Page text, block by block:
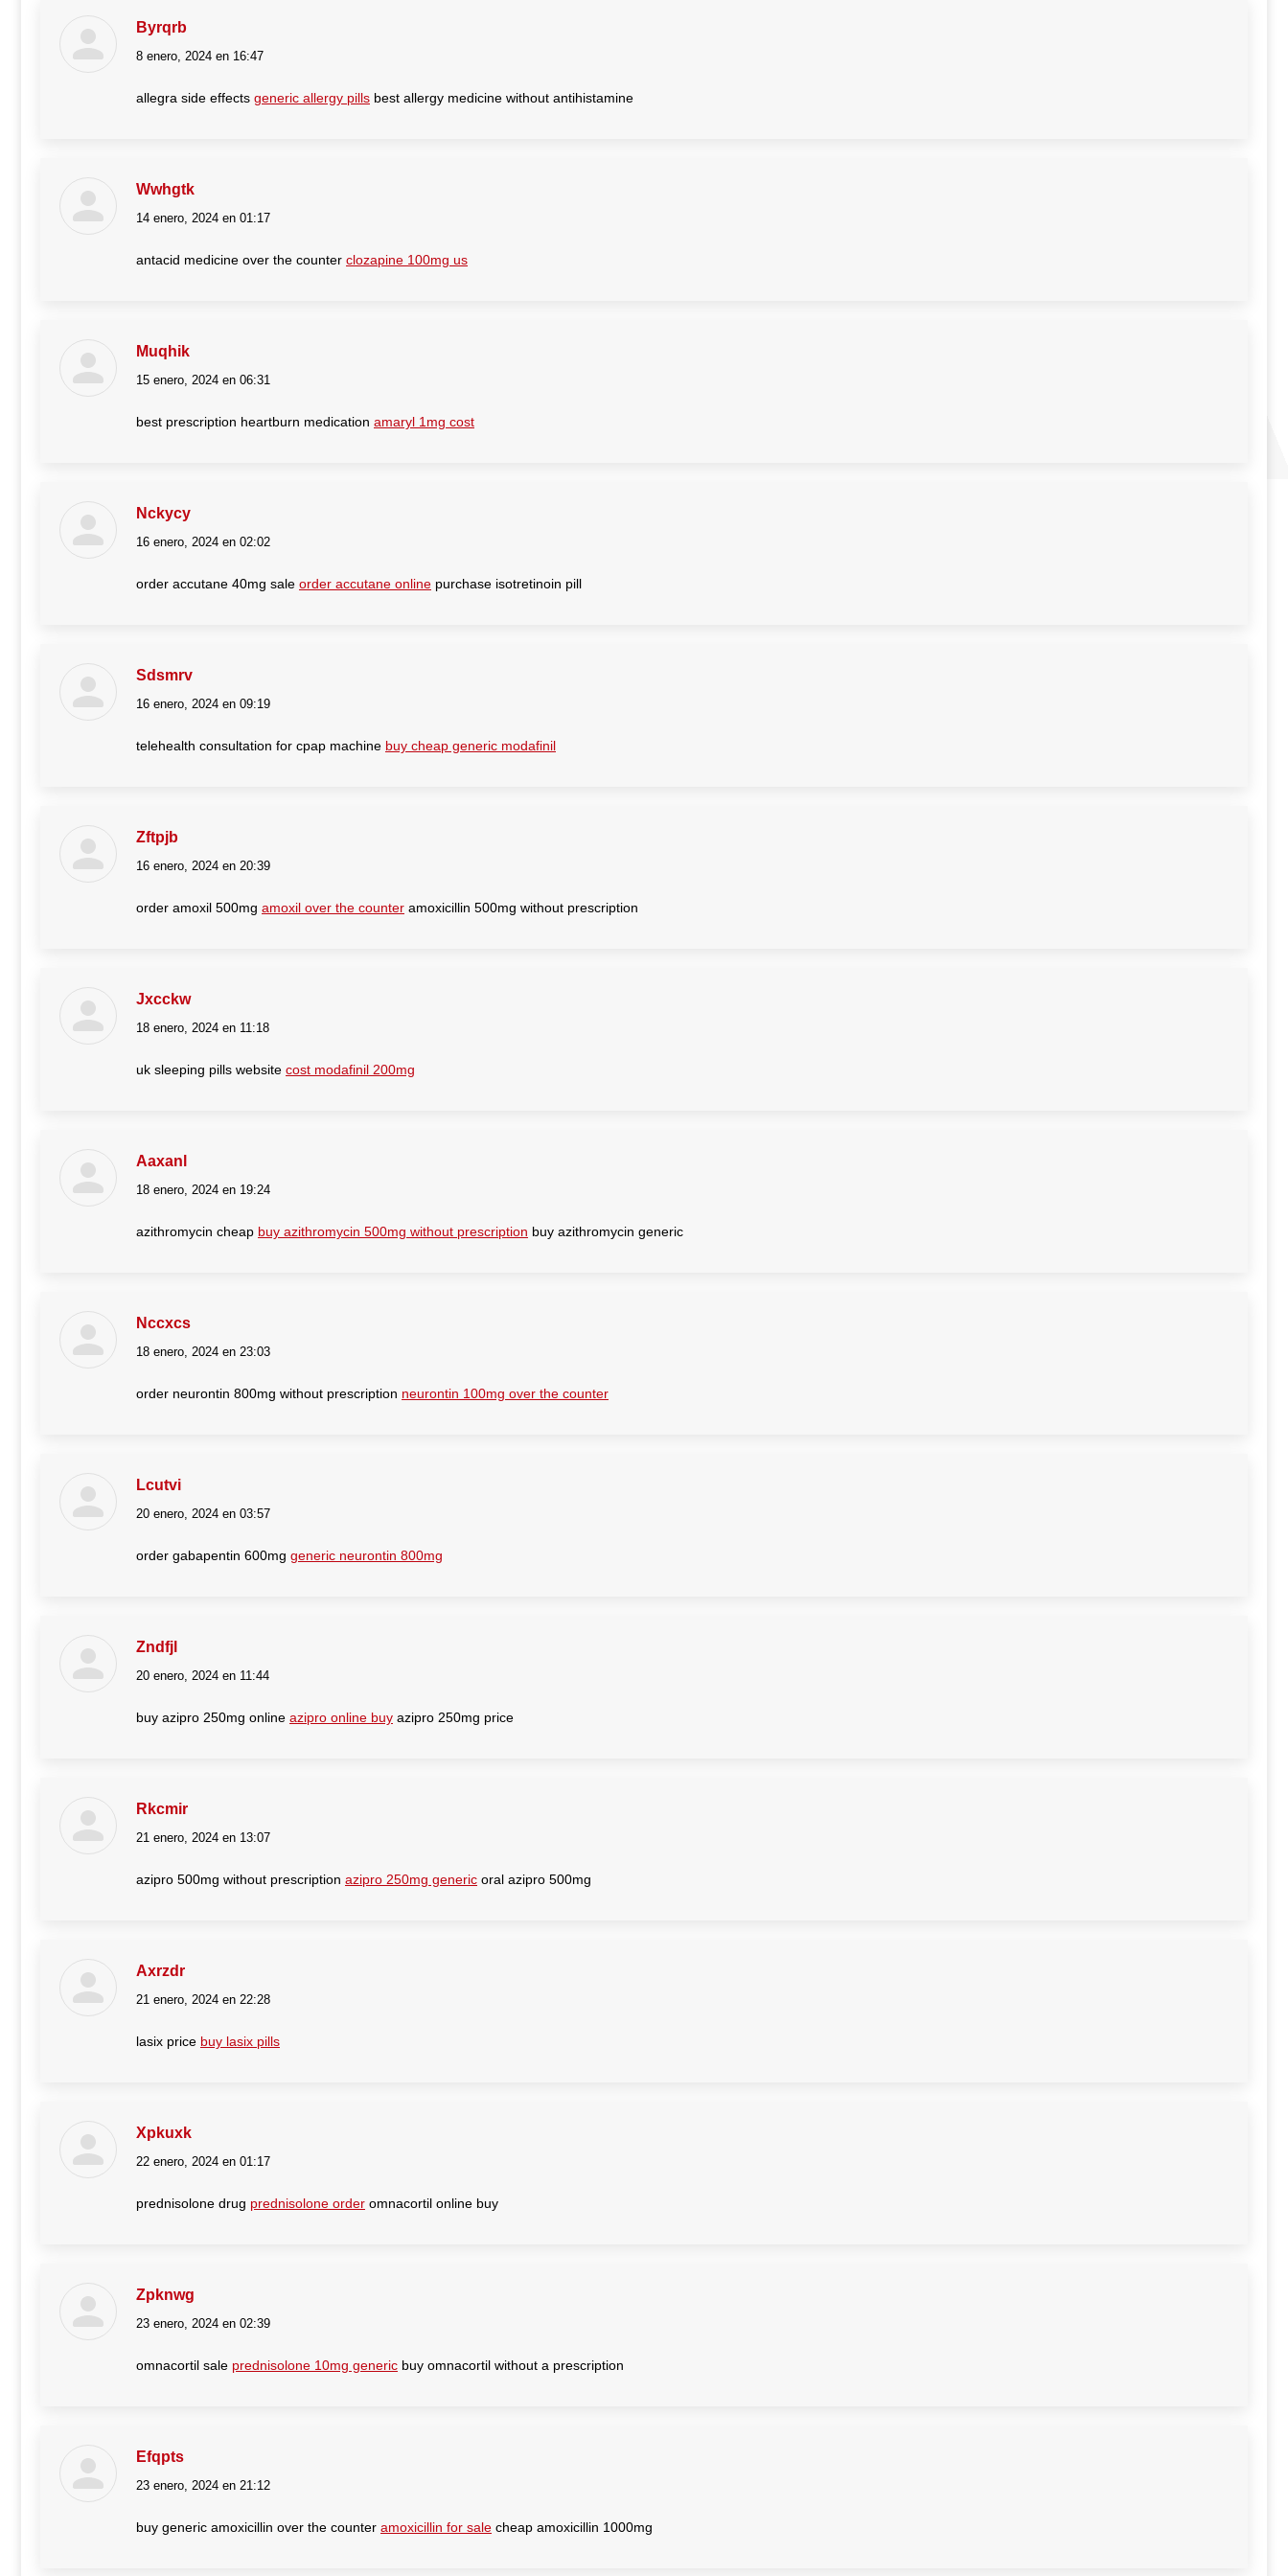
Byrqrb
dice:
8 enero, 2024 en 16:47
allegra side effects generic allergy pills best allergy medicine without antihistamine
Wwhgtk
dice:
14 enero, 2024 en 01:17
antacid medicine over the counter clozapine 100mg us
Muqhik
dice:
15 enero, 2024 en 06:31
best prescription heartburn medication amaryl 1mg cost
Nckycy
dice:
16 enero, 2024 en 02:02
order accutane 40mg sale order accutane online purchase isotretinoin pill
Sdsmrv
dice:
16 enero, 2024 en 09:19
telehealth consultation for cpap machine buy cheap generic modafinil
Zftpjb
dice:
16 enero, 2024 en 20:39
order amoxil 500mg amoxil over the counter amoxicillin 500mg without prescription
Jxcckw
dice:
18 enero, 2024 en 11:18
uk sleeping pills website cost modafinil 200mg
Aaxanl
dice:
18 enero, 2024 en 19:24
azithromycin cheap buy azithromycin 500mg without prescription buy azithromycin generic
Nccxcs
dice:
18 enero, 2024 en 23:03
order neurontin 800mg without prescription neurontin 100mg over the counter
Lcutvi
dice:
20 enero, 2024 en 03:57
order gabapentin 600mg generic neurontin 800mg
Zndfjl
dice:
20 enero, 2024 en 11:44
buy azipro 250mg online azipro online buy azipro 250mg price
Rkcmir
dice:
21 enero, 2024 en 13:07
azipro 500mg without prescription azipro 250mg generic oral azipro 500mg
Axrzdr
dice:
21 enero, 2024 en 22:28
lasix price buy lasix pills
Xpkuxk
dice:
22 enero, 2024 en 01:17
prednisolone drug prednisolone order omnacortil online buy
Zpknwg
dice:
23 enero, 2024 en 02:39
omnacortil sale prednisolone 10mg generic buy omnacortil without a prescription
Efqpts
dice:
23 enero, 2024 en 21:12
buy generic amoxicillin over the counter amoxicillin for sale cheap amoxicillin 1000mg